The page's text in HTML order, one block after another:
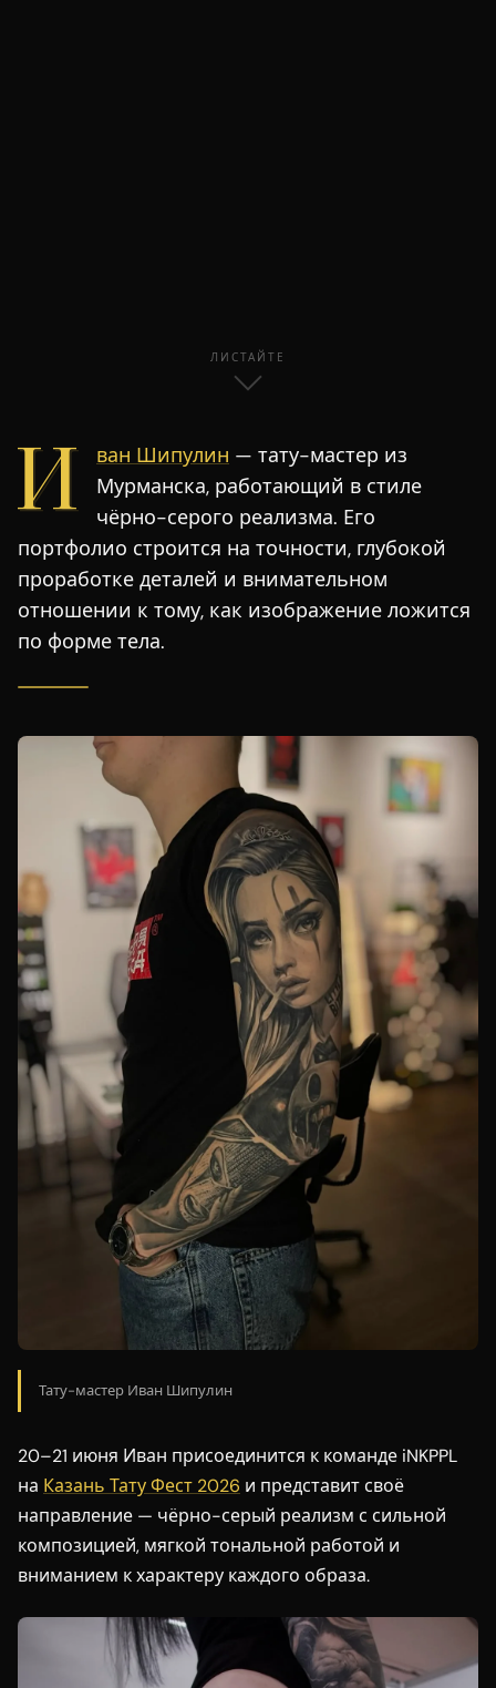
ЛИСТАЙТЕ
И ван Шипулин — тату-мастер из
Мурманска, работающий в стиле
чёрно-серого реализма. Его
портфолио строится на точности, глубокой
проработке деталей и внимательном
отношении к тому, как изображение ложится
по форме тела.
Тату-мастер Иван Шипулин
20–21 июня Иван присоединится к команде iNKPPL
на Казань Тату Фест 2026 и представит своё
направление — чёрно-серый реализм с сильной
композицией, мягкой тональной работой и
вниманием к характеру каждого образа.